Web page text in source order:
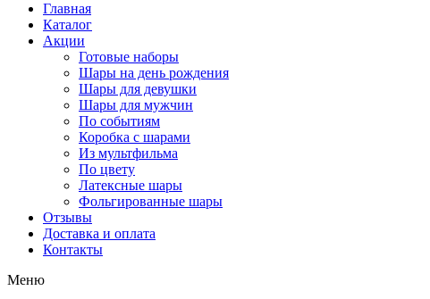
Главная
Каталог
Акции
Готовые наборы
Шары на день рождения
Шары для девушки
Шары для мужчин
По событиям
Коробка с шарами
Из мультфильма
По цвету
Латексные шары
Фольгированные шары
Отзывы
Доставка и оплата
Контакты
Меню